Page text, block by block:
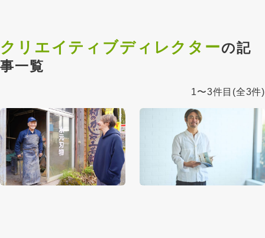
クリエイティブディレクターの記
事一覧
1〜3件目 (全3件)